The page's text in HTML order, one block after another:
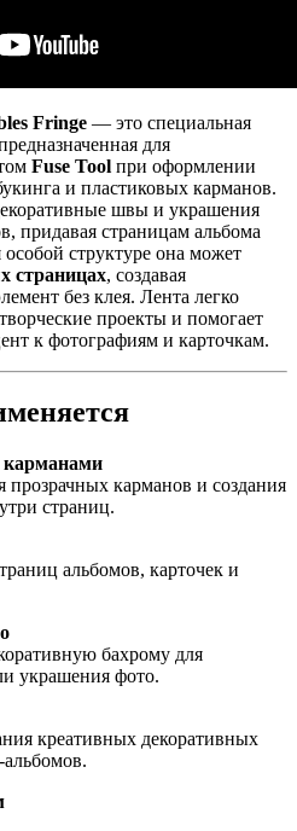
Fringe — это специальная
для
Fuse Tool при оформлении
и пластиковых карманов.
швы и украшения
придавая страницам альбома
структуре она может
страницах, создавая
без клея. Лента легко
проекты и помогает
к фотографиям и карточкам.
карманами
прозрачных карманов и создания
страниц.
альбомов, карточек и
бахрому для
украшения фото.
креативных декоративных